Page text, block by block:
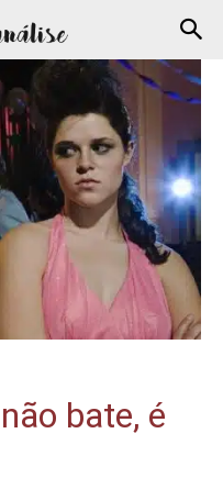
bate, é